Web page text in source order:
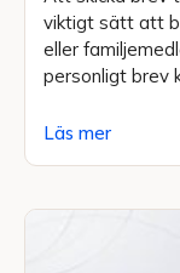
viktigt sätt att
eller
personligt brev
Läs mer